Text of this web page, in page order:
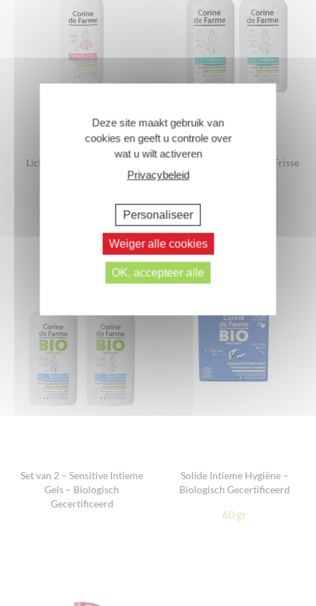
Lichaam en Intiem Zachte
Set van 2 – Intieme gels Frisse
Set van 2 – Sensitive Intieme
Gels – Biologisch
Gecertificeerd
Solide Intieme Hygiëne –
Biologisch Gecertificeerd
60 gr
Deze site maakt gebruik van
cookies en geeft u controle over
wat u wilt activeren
Privacybeleid
Personaliseer
Weiger alle cookies
OK, accepteer alle